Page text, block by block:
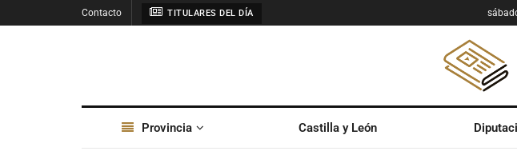
Contacto TITULARES DEL DÍA
Provincia Castilla y León